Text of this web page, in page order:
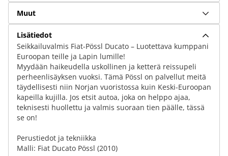
Muut
Lisätiedot
Seikkailuvalmis Fiat-Pössl Ducato – Luotettava kumppani
Euroopan teille ja Lapin lumille!
Myydään haikeudella uskollinen ja ketterä reissupeli
perheenlisäyksen vuoksi. Tämä Pössl on palvellut meitä
täydellisesti niin Norjan vuoristossa kuin Keski-Euroopan
kapeilla kujilla. Jos etsit autoa, joka on helppo ajaa,
teknisesti huollettu ja valmis suoraan tien päälle, tässä
se on!
Perustiedot ja tekniikka
Malli: Fiat Ducato Pössl (2010)